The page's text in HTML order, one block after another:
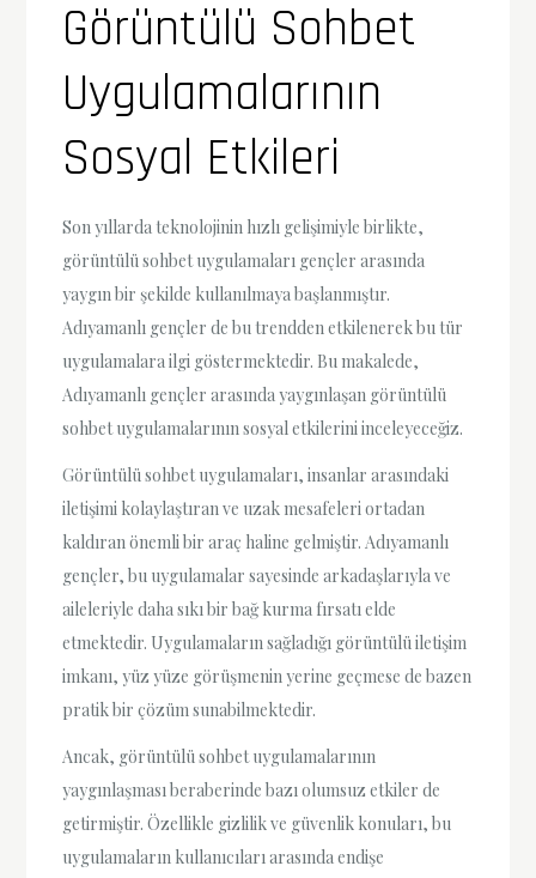
Görüntülü Sohbet
Uygulamalarının
Sosyal Etkileri
Son yıllarda teknolojinin hızlı gelişimiyle birlikte,
görüntülü sohbet uygulamaları gençler arasında
yaygın bir şekilde kullanılmaya başlanmıştır.
Adıyamanlı gençler de bu trendden etkilenerek bu tür
uygulamalara ilgi göstermektedir. Bu makalede,
Adıyamanlı gençler arasında yaygınlaşan görüntülü
sohbet uygulamalarının sosyal etkilerini inceleyeceğiz.
Görüntülü sohbet uygulamaları, insanlar arasındaki
iletişimi kolaylaştıran ve uzak mesafeleri ortadan
kaldıran önemli bir araç haline gelmiştir. Adıyamanlı
gençler, bu uygulamalar sayesinde arkadaşlarıyla ve
aileleriyle daha sıkı bir bağ kurma fırsatı elde
etmektedir. Uygulamaların sağladığı görüntülü iletişim
imkanı, yüz yüze görüşmenin yerine geçmese de bazen
pratik bir çözüm sunabilmektedir.
Ancak, görüntülü sohbet uygulamalarının
yaygınlaşması beraberinde bazı olumsuz etkiler de
getirmiştir. Özellikle gizlilik ve güvenlik konuları, bu
uygulamaların kullanıcıları arasında endişe